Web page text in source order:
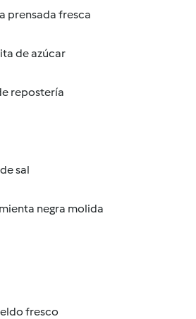
prensada fresca
de azúcar
repostería
sal
negra molida
fresco